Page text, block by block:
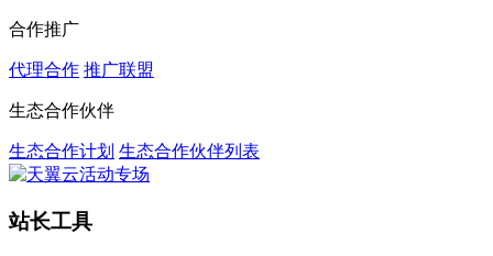
合作推广
代理合作 推广联盟
生态合作伙伴
生态合作计划 生态合作伙伴列表
站长工具